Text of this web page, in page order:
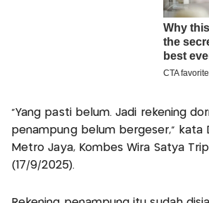
“Yang pasti belum. Jadi rekening
penampung belum bergeser,” kata
Metro Jaya, Kombes Wira Satya
(17/9/2025).